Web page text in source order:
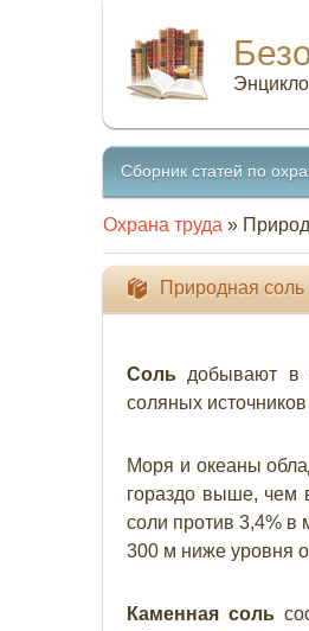
Сборник статей по
Охрана труда »
Природная соль
Соль добывают в
соляных
Моря и океаны
гораздо выше, чем
соли против 3,4% в
300 м ниже уровня
Каменная соль